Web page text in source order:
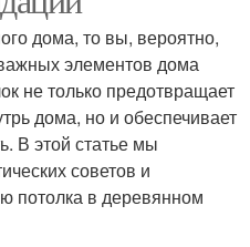
дома, то вы, вероятно,
элементов дома
не только предотвращает
дома, но и обеспечивает
В этой статье мы
советов и
потолка в деревянном